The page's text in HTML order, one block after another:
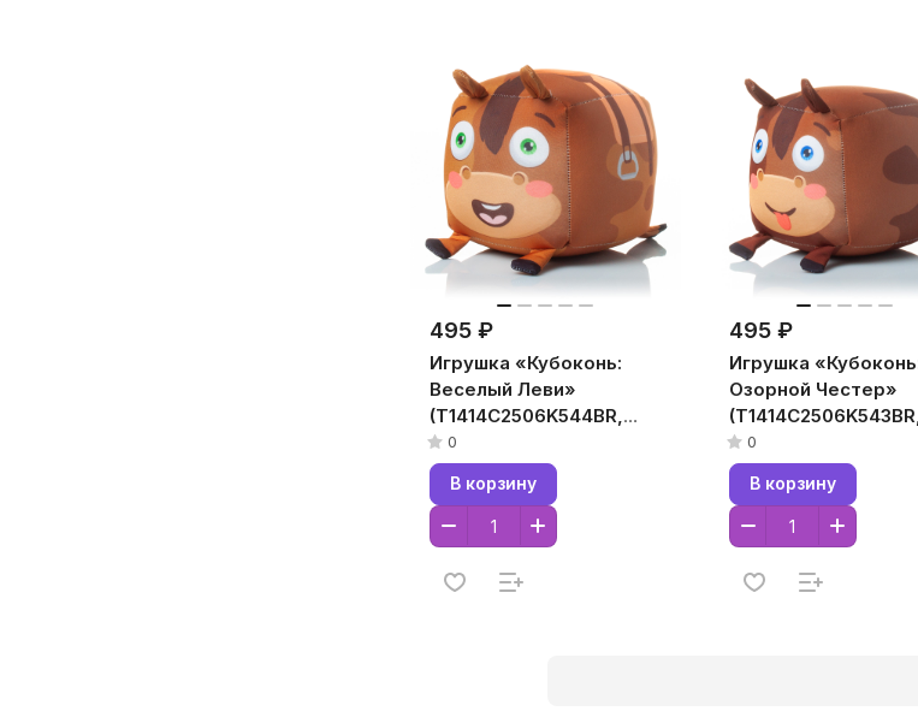
495 ₽
Игрушка «Кубоконь:
Веселый Леви»
(T1414C2506K544BR,
14x14x14, Коричневый,
Кристалл,
Микрогранулы
полистирола)
0
В корзину
495 ₽
Игрушка
Озорной Честер»
14x14x14,
Кристалл,
Микрогранулы
полистирола)
0
В корзину